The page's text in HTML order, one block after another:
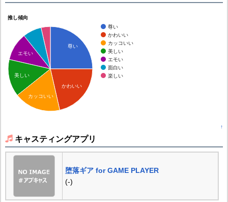
推し傾向
尊い
かわいい
カッコいい
美しい
エモい
面白い
楽しい
尊い
かわいい
エモい
美しい
カッコいい
↑
キャスティングアプリ
堕落ギア for GAME PLAYER
(-)